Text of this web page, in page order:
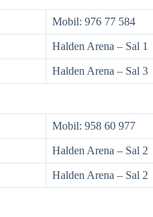
Mobil: 976 77 584
Halden Arena – Sal 1
Halden Arena – Sal 3
Mobil: 958 60 977
Halden Arena – Sal 2
Halden Arena – Sal 2